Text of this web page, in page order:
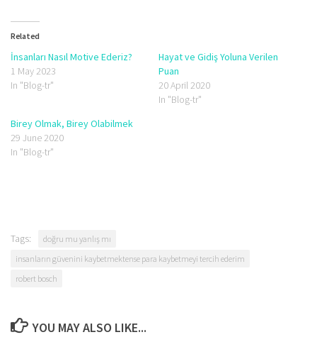
Related
İnsanları Nasıl Motive Ederiz?
1 May 2023
In "Blog-tr"
Hayat ve Gidiş Yoluna Verilen
Puan
20 April 2020
In "Blog-tr"
Birey Olmak, Birey Olabilmek
29 June 2020
In "Blog-tr"
Tags:
doğru mu yanlış mı
insanların güvenini kaybetmektense para kaybetmeyi tercih ederim
robert bosch
YOU MAY ALSO LIKE...